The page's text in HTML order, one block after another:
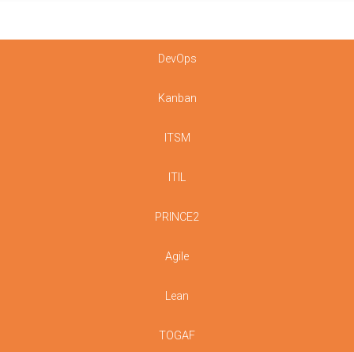
DevOps
Kanban
ITSM
ITIL
PRINCE2
Agile
Lean
TOGAF